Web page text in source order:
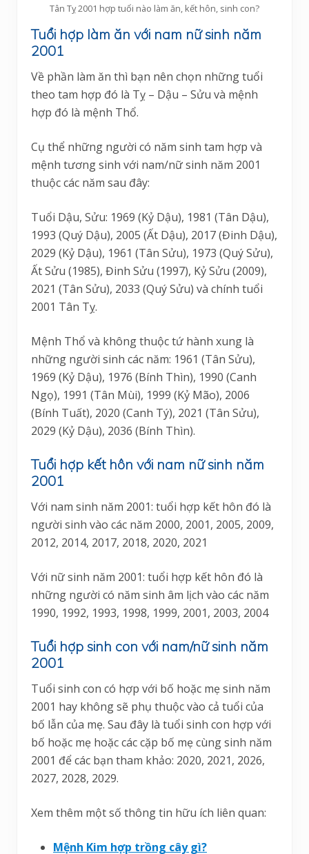
Tân Tỵ 2001 hợp tuổi nào làm ăn, kết hôn, sinh con?
Tuổi hợp làm ăn với nam nữ sinh năm
2001
Về phần làm ăn thì bạn nên chọn những tuổi
theo tam hợp đó là Tỵ – Dậu – Sửu và mệnh
hợp đó là mệnh Thổ.
Cụ thể những người có năm sinh tam hợp và
mệnh tương sinh với nam/nữ sinh năm 2001
thuộc các năm sau đây:
Tuổi Dậu, Sửu: 1969 (Kỷ Dậu), 1981 (Tân Dậu),
1993 (Quý Dậu), 2005 (Ất Dậu), 2017 (Đinh Dậu),
2029 (Kỷ Dậu), 1961 (Tân Sửu), 1973 (Quý Sửu),
Ất Sửu (1985), Đinh Sửu (1997), Kỷ Sửu (2009),
2021 (Tân Sửu), 2033 (Quý Sửu) và chính tuổi
2001 Tân Tỵ.
Mệnh Thổ và không thuộc tứ hành xung là
những người sinh các năm: 1961 (Tân Sửu),
1969 (Kỷ Dậu), 1976 (Bính Thìn), 1990 (Canh
Ngọ), 1991 (Tân Mùi), 1999 (Kỷ Mão), 2006
(Bính Tuất), 2020 (Canh Tý), 2021 (Tân Sửu),
2029 (Kỷ Dậu), 2036 (Bính Thìn).
Tuổi hợp kết hôn với nam nữ sinh năm
2001
Với nam sinh năm 2001: tuổi hợp kết hôn đó là
người sinh vào các năm 2000, 2001, 2005, 2009,
2012, 2014, 2017, 2018, 2020, 2021
Với nữ sinh năm 2001: tuổi hợp kết hôn đó là
những người có năm sinh âm lịch vào các năm
1990, 1992, 1993, 1998, 1999, 2001, 2003, 2004
Tuổi hợp sinh con với nam/nữ sinh năm
2001
Tuổi sinh con có hợp với bố hoặc mẹ sinh năm
2001 hay không sẽ phụ thuộc vào cả tuổi của
bố lẫn của mẹ. Sau đây là tuổi sinh con hợp với
bố hoặc mẹ hoặc các cặp bố mẹ cùng sinh năm
2001 để các bạn tham khảo: 2020, 2021, 2026,
2027, 2028, 2029.
Xem thêm một số thông tin hữu ích liên quan:
Mệnh Kim hợp trồng cây gì?